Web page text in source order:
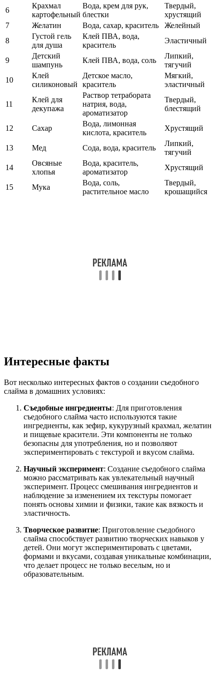
6
Крахмал
картофельный
Вода, крем для рук,
блестки
Твердый,
хрустящий
7
Желатин Вода, сахар, краситель
Желейный
8
Густой гель
для душа
Клей ПВА, вода,
краситель
Эластичный
9
Детский
шампунь
Клей ПВА, вода, соль
Липкий,
тягучий
10
Клей
силиконовый
Детское масло,
краситель
Мягкий,
эластичный
11
Клей для
декупажа
Раствор тетрабората
натрия, вода,
ароматизатор
Твердый,
блестящий
12 Сахар
Вода, лимонная
кислота, краситель
Хрустящий
13 Мед Сода, вода, краситель
Липкий,
тягучий
14
Овсяные
хлопья
Вода, краситель,
ароматизатор
Хрустящий
15 Мука
Вода, соль,
растительное масло
Твердый,
крошащийся
Интересные факты
Вот несколько интересных фактов о создании съедобного
слайма в домашних условиях:
Съедобные ингредиенты: Для приготовления
съедобного слайма часто используются такие
ингредиенты, как зефир, кукурузный крахмал, желатин
и пищевые красители. Эти компоненты не только
безопасны для употребления, но и позволяют
экспериментировать с текстурой и вкусом слайма.
Научный эксперимент: Создание съедобного слайма
можно рассматривать как увлекательный научный
эксперимент. Процесс смешивания ингредиентов и
наблюдение за изменением их текстуры помогает
понять основы химии и физики, такие как вязкость и
эластичность.
Творческое развитие: Приготовление съедобного
слайма способствует развитию творческих навыков у
детей. Они могут экспериментировать с цветами,
формами и вкусами, создавая уникальные комбинации,
что делает процесс не только веселым, но и
образовательным.